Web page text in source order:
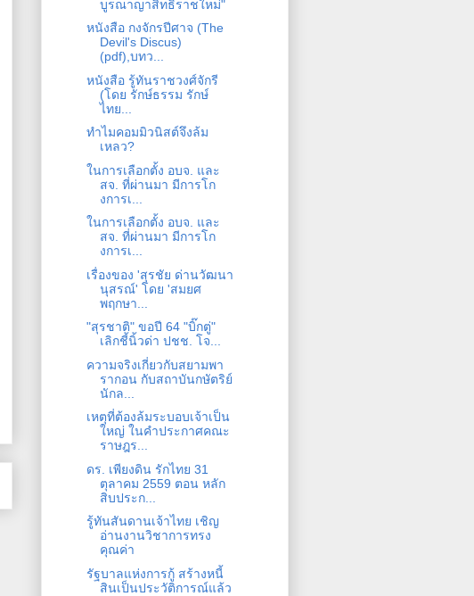
บูรณาญาสิทธิราชใหม่"
หนังสือ กงจักรปีศาจ (The
Devil's Discus)
(pdf),บทว...
หนังสือ รู้ทันราชวงศ์จักรี
(โดย รักษ์ธรรม รักษ์
ไทย...
ทำไมคอมมิวนิสต์จึงล้ม
เหลว?
ในการเลือกตั้ง อบจ​. และ
สจ. ที่ผ่านมา มีการโก
งการเ...
ในการเลือกตั้ง อบจ​. และ
สจ. ที่ผ่านมา มีการโก
งการเ...
เรื่องของ 'สุรชัย ด่านวัฒนา
นุสรณ์' โดย 'สมยศ
พฤกษา...
"สุรชาติ" ขอปี 64 "บิ๊กตู่"
เลิกชี้นิ้วด่า ปชช. โจ...
ความจริงเกี่ยวกับสยามพา
รากอน กับสถาบันกษัตริย์
นักล...
เหตุที่ต้องล้มระบอบเจ้าเป็น
ใหญ่ ในคำประกาศคณะ
ราษฎร...
ดร. เพียงดิน รักไทย 31
ตุลาคม 2559 ตอน หลัก
สิบประก...
รู้ทันสันดานเจ้าไทย เชิญ
อ่านงานวิชาการทรง
คุณค่า
รัฐบาลแห่งการกู้ สร้างหนี้
สินเป็นประวัติการณ์แล้ว